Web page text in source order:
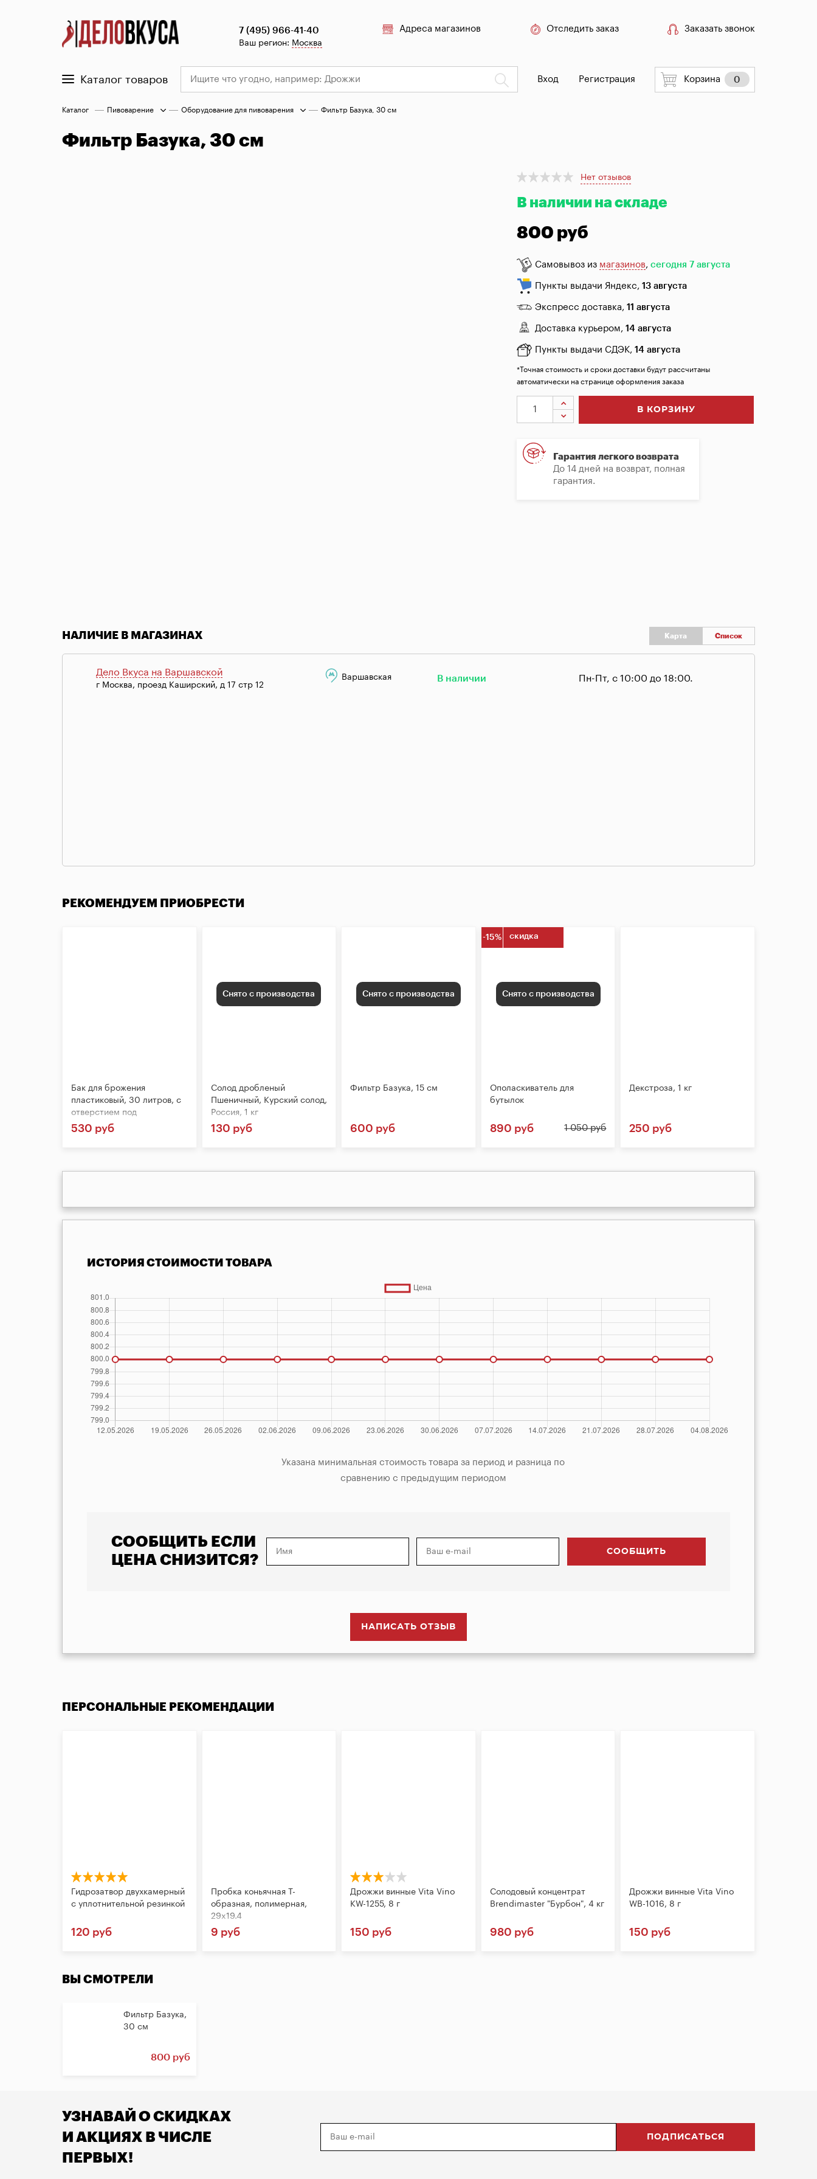
7 (495) 966-41-40
Ваш регион: Москва
Адреса магазинов Отследить заказ Заказать звонок
Каталог товаров Вход Регистрация Корзина 0
Каталог Пивоварение Оборудование для пивоварения Фильтр Базука, 30 см
Фильтр Базука, 30 см
1
Нет отзывов
В наличии на складе
800 руб
Самовывоз из магазинов, сегодня 7 августа
Пункты выдачи Яндекс, 13 августа
Экспресс доставка, 11 августа
Доставка курьером, 14 августа
Пункты выдачи СДЭК, 14 августа
*Точная стоимость и сроки доставки будут рассчитаны
автоматически на странице оформления заказа
В КОРЗИНУ
Гарантия легкого возврата
До 14 дней на возврат, полная
гарантия.
НАЛИЧИЕ В МАГАЗИНАХ Карта Список
Дело Вкуса на Варшавской
г Москва, проезд Каширский, д 17 стр 12
Варшавская В наличии Пн-Пт, с 10:00 до 18:00.
РЕКОМЕНДУЕМ ПРИОБРЕСТИ
Бак для брожения
пластиковый, 30 литров, с
отверстием под
гидрозатвор
530 руб
Снято с производства
Солод дробленый
Пшеничный, Курский солод,
Россия, 1 кг
130 руб
Снято с производства
Фильтр Базука, 15 см
600 руб
-15% скидка
Снято с производства
Ополаскиватель для
бутылок
890 руб 1 050 руб
Декстроза, 1 кг
250 руб
ИСТОРИЯ СТОИМОСТИ ТОВАРА
СООБЩИТЬ ЕСЛИ
ЦЕНА СНИЗИТСЯ?
НАПИСАТЬ ОТЗЫВ
ПЕРСОНАЛЬНЫЕ РЕКОМЕНДАЦИИ
Гидрозатвор двухкамерный
с уплотнительной резинкой
120 руб
Пробка коньячная Т-
образная, полимерная,
29x19.4
9 руб
Дрожжи винные Vita Vino
KW-1255, 8 г
150 руб
Солодовый концентрат
Brendimaster "Бурбон", 4 кг
980 руб
Дрожжи винные Vita Vino
WB-1016, 8 г
150 руб
ВЫ СМОТРЕЛИ
Фильтр Базука,
30 см
800 руб
УЗНАВАЙ О СКИДКАХ
И АКЦИЯХ В ЧИСЛЕ
ПЕРВЫХ!